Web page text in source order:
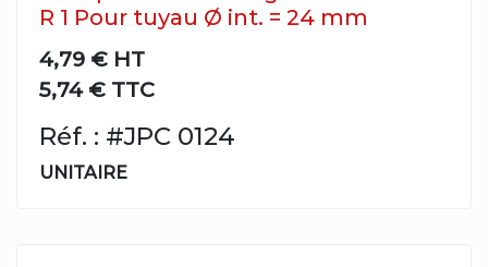
R 1 Pour tuyau Ø int. = 24 mm
4,79 € HT
5,74 € TTC
Réf. : #JPC 0124
UNITAIRE